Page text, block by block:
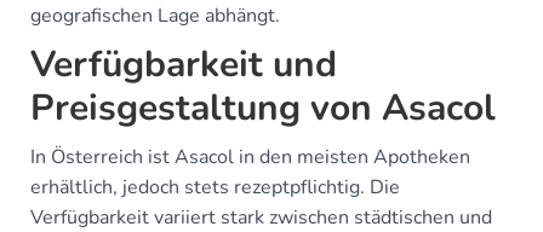
geografischen Lage abhängt.
Verfügbarkeit und
Preisgestaltung von Asacol
In Österreich ist Asacol in den meisten Apotheken
erhältlich, jedoch stets rezeptpflichtig. Die
Verfügbarkeit variiert stark zwischen städtischen und